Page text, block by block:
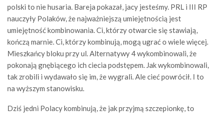
polski to nie husaria. Bareja pokazał, jacy jesteśmy. PRL i III RP
nauczyły Polaków, że najważniejszą umiejętnością jest
umiejętność kombinowania. Ci, którzy otwarcie się stawiają,
kończą marnie. Ci, którzy kombinują, mogą ugrać o wiele więcej.
Mieszkańcy bloku przy ul. Alternatywy 4 wykombinowali, że
pokonają gnębiącego ich ciecia podstępem. Jak wykombinowali,
tak zrobili i wydawało się im, że wygrali. Ale cieć powrócił. I to
na wyższym stanowisku.
Dziś jedni Polacy kombinują, że jak przyjmą szczepionkę, to